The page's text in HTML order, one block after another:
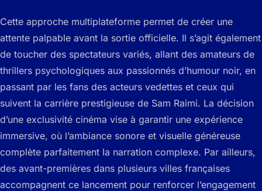
Cette approche multiplateforme permet de créer une
attente palpable avant la sortie officielle. Il s’agit également
de toucher des spectateurs variés, allant des amateurs de
thrillers psychologiques aux passionnés d’humour noir, en
passant par les fans des acteurs vedettes et ceux qui
suivent la carrière prestigieuse de Sam Raimi. La décision
d’une exclusivité cinéma vise à garantir une expérience
immersive, où l’ambiance sonore et visuelle généreuse
complète parfaitement la narration complexe. Par ailleurs,
des avant-premières dans plusieurs villes françaises
accompagnent ce lancement pour renforcer l’engagement